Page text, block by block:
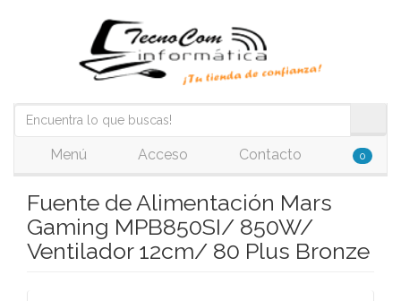
Menú Acceso Contacto 0
Fuente de Alimentación Mars
Gaming MPB850SI/ 850W/
Ventilador 12cm/ 80 Plus Bronze